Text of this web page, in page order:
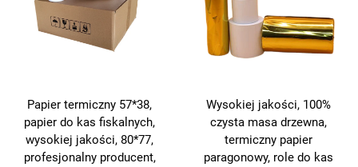
Papier termiczny 57*38,
papier do kas fiskalnych,
wysokiej jakości, 80*77,
profesjonalny producent,
Wysokiej jakości, 100%
czysta masa drzewna,
termiczny papier
paragonowy, role do kas